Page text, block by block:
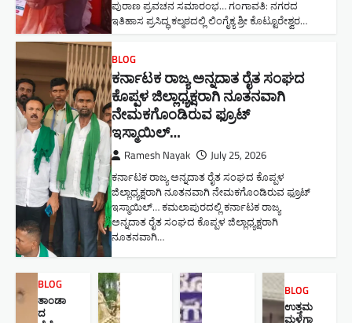
ಪುರಾಣ ಪ್ರವಚನ ಸಮಾರಂಭ​… ಗಂಗಾವತಿ: ನಗರದ
ಇತಿಹಾಸ ಪ್ರಸಿದ್ಧ ಕಲ್ಮಠದಲ್ಲಿ ಲಿಂಗೈಕ್ಯ ಶ್ರೀ ಕೊಟ್ಟೂರೇಶ್ವರ…
BLOG
ಕರ್ನಾಟಕ ರಾಜ್ಯ ಅನ್ನದಾತ ರೈತ ಸಂಘದ
ಕೊಪ್ಪಳ ಜಿಲ್ಲಾಧ್ಯಕ್ಷರಾಗಿ ನೂತನವಾಗಿ
ನೇಮಕಗೊಂಡಿರುವ ಫ್ರೂಟ್
ಇಸ್ಮಾಯಿಲ್…
Ramesh Nayak July 25, 2026
ಕರ್ನಾಟಕ ರಾಜ್ಯ ಅನ್ನದಾತ ರೈತ ಸಂಘದ ಕೊಪ್ಪಳ
ಜಿಲ್ಲಾಧ್ಯಕ್ಷರಾಗಿ ನೂತನವಾಗಿ ನೇಮಕಗೊಂಡಿರುವ ಫ್ರೂಟ್
ಇಸ್ಮಾಯಿಲ್… ಕಮಲಾಪುರದಲ್ಲಿ ಕರ್ನಾಟಕ ರಾಜ್ಯ
ಅನ್ನದಾತ ರೈತ ಸಂಘದ ಕೊಪ್ಪಳ ಜಿಲ್ಲಾಧ್ಯಕ್ಷರಾಗಿ
ನೂತನವಾಗಿ…
BLOG
ತಾಂಡಾ
ದ
BLOG
ಉತ್ತಮ
ಮಳೆಗಾ